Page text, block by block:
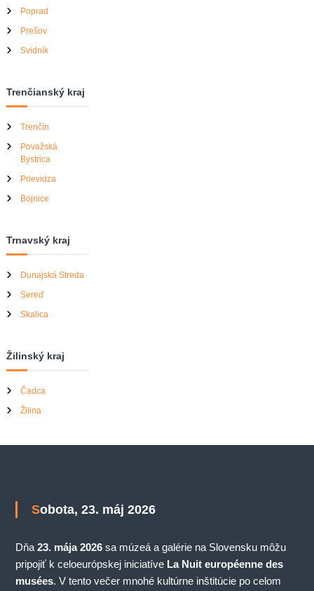
Poprad
Prešov
Svidník
Trenčianský kraj
Trenčín
Považská
Bystrica
Prievidza
Bojnice
Trnavský kraj
Dunajská Streda
Sereď
Skalica
Žilinský kraj
Čadca
Žilina
Sobota, 23. máj 2026
Dňa 23. mája 2026sa múzeá a galérie na Slovensku môžu
pripojiť k celoeurópskej iniciatíve La Nuit européenne des
musées. V tento večer mnohé kultúrne inštitúcie po celom